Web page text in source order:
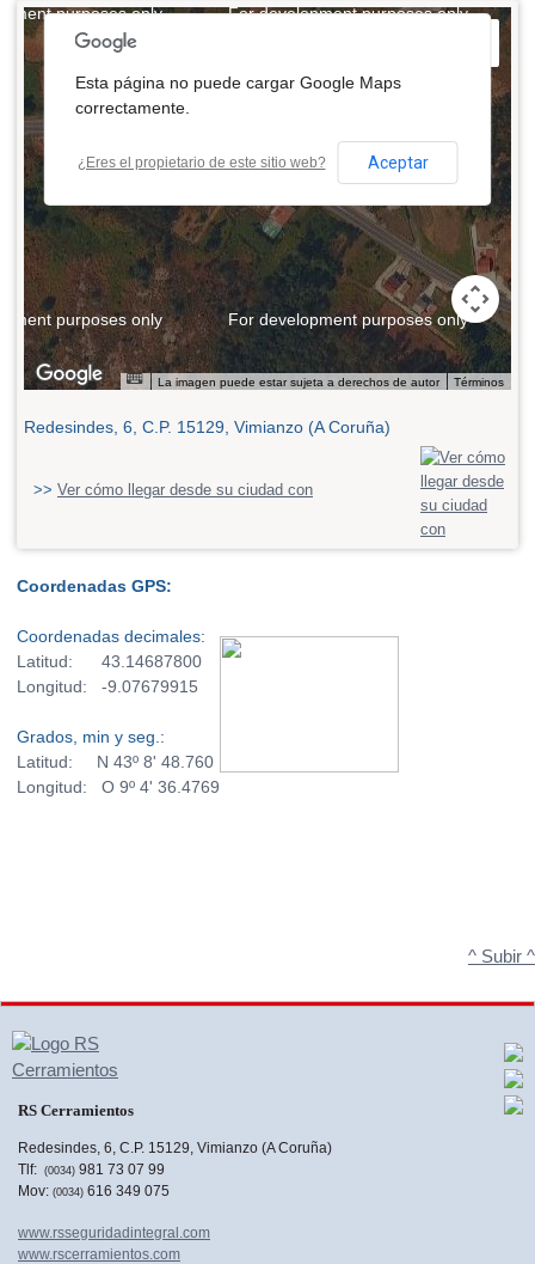
For development purposes only
purposes only
For development purposes only
purposes only
La imagen puede estar sujeta a derechos de autor Términos
Esta página no puede cargar Google Maps
correctamente.
¿Eres el propietario de este sitio web? Aceptar
Redesindes, 6, C.P. 15129, Vimianzo (A Coruña)
>> Ver cómo llegar desde su ciudad con
Coordenadas GPS:
Coordenadas decimales:
Latitud: 43.14687800
Longitud: -9.07679915
Grados, min y seg.:
Latitud: N 43º 8' 48.760
Longitud: O 9º 4' 36.4769
^ Subir ^
RS Cerramientos
Redesindes, 6, C.P. 15129, Vimianzo (A Coruña)
Tlf: (0034) 981 73 07 99
Mov: (0034) 616 349 075
www.rsseguridadintegral.com
www.rscerramientos.com